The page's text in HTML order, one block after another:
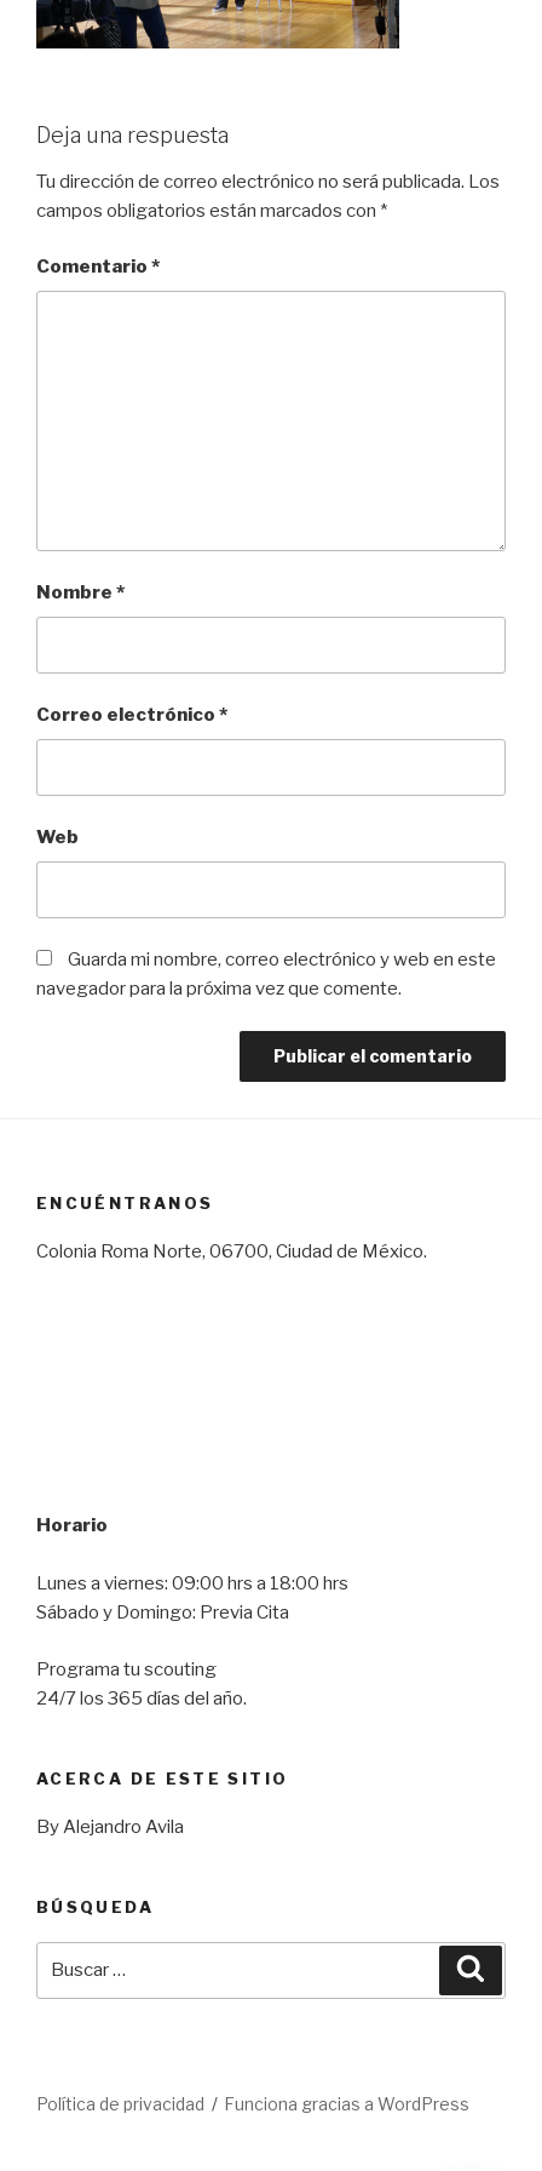
Deja una respuesta
Tu dirección de correo electrónico no será publicada. Los
campos obligatorios están marcados con *
Comentario *
Nombre *
Correo electrónico *
Web
Guarda mi nombre, correo electrónico y web en este
navegador para la próxima vez que comente.
ENCUÉNTRANOS
Colonia Roma Norte, 06700, Ciudad de México.
Horario
Lunes a viernes: 09:00 hrs a 18:00 hrs
Sábado y Domingo: Previa Cita
Programa tu scouting
24/7 los 365 días del año.
ACERCA DE ESTE SITIO
By Alejandro Avila
BÚSQUEDA
Política de privacidad Funciona gracias a WordPress